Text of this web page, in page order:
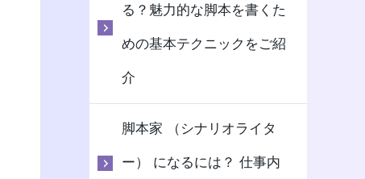
る？魅力的な脚本を書くた
めの基本テクニックをご紹
介
脚本家 （シナリオライタ
ー） になるには？ 仕事内